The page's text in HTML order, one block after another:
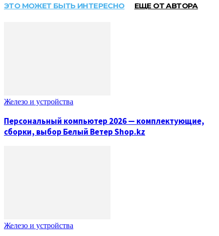
ЭТО МОЖЕТ БЫТЬ ИНТЕРЕСНО ЕЩЕ ОТ АВТОРА
Железо и устройства
Персональный компьютер 2026 — комплектующие,
сборки, выбор Белый Ветер Shop.kz
Железо и устройства